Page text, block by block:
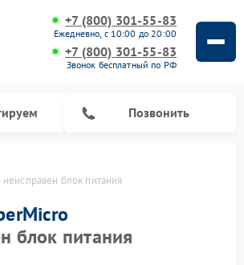
+7 (800) 301-55-83
Ежедневно, с 10:00 до 20:00
+7 (800) 301-55-83
Звонок бесплатный по РФ
Позвонить
блок питания
блок питания